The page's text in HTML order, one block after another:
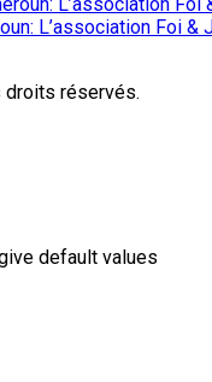
L’association Foi
droits réservés.
default values